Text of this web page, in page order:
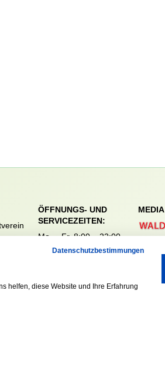
ÖFFNUNGS- UND
SERVICEZEITEN:
Mo. – Fr. 8:00 – 22:00
MEDIA
Datenschutzbestimmungen
helfen, diese Website und Ihre Erfahrung